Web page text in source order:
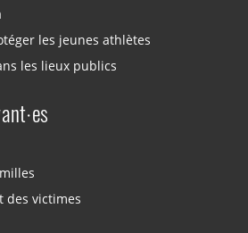
les jeunes athlètes
les lieux publics
des victimes